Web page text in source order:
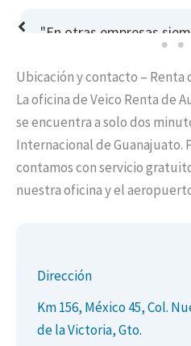
"Excelente opción para
con el
Luisa
Ubicación y contacto – Renta
La oficina de Veico Renta de
se encuentra a solo dos
Internacional de Guanajuato.
contamos con servicio
nuestra oficina y el
Dirección
Km 156, México 45, Col.
de la Victoria, Gto.